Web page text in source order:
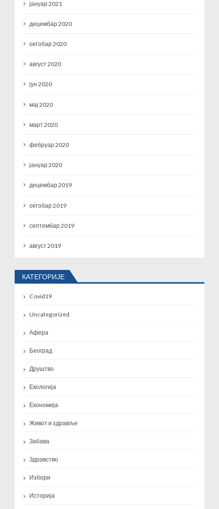
јануар 2021
децембар 2020
октобар 2020
август 2020
јун 2020
мај 2020
март 2020
фебруар 2020
јануар 2020
децембар 2019
октобар 2019
септембар 2019
август 2019
КАТЕГОРИЈЕ
Covid19
Uncategorized
Афера
Београд
Друштво
Екологија
Економија
Живот и здравље
Забава
Здравство
Избори
Историја